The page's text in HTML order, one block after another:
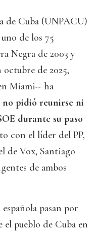
de Cuba (UNPACU)
de los 75
Negra de 2003 y
de 2025,
Miami-- ha
no pidió reunirse ni
durante su paso
con el líder del PP,
de Vox, Santiago
de ambos
pasan por
pueblo de Cuba en